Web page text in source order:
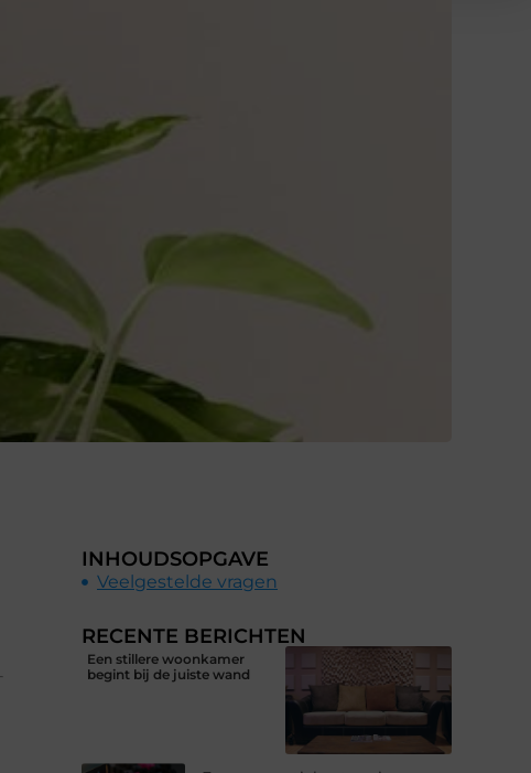
INHOUDSOPGAVE
Veelgestelde vragen
RECENTE BERICHTEN
Een stillere woonkamer
begint bij de juiste wand